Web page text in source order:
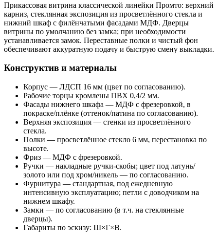
Прикассовая витрина классической линейки Промто: верхний
карниз, стеклянная экспозиция из просветлённого стекла и
нижний шкаф с филёнчатыми фасадами МДФ. Дверцы
витрины по умолчанию без замка; при необходимости
устанавливается замок. Переставные полки и чистый фон
обеспечивают аккуратную подачу и быструю смену выкладки.
Конструктив и материалы
Корпус — ЛДСП 16 мм (цвет по согласованию).
Рабочие торцы кромлены ПВХ 0,4/2 мм.
Фасады нижнего шкафа — МДФ с фрезеровкой, в
покраске/плёнке (оттенок/патина по согласованию).
Верхняя экспозиция — стенки из просветлённого
стекла.
Полки — просветлённое стекло 6 мм, перестановка по
высоте.
Фриз — МДФ с фрезеровкой.
Ручки — накладные ручки-скобы; цвет под латунь/
золото или под хром/никель — по согласованию.
Фурнитура — стандартная, под ежедневную
интенсивную эксплуатацию; петли с доводчиком на
нижнем шкафу.
Замки — по согласованию (в т.ч. на стеклянные
дверцы).
Габариты по эскизу: Ш×Г×В.